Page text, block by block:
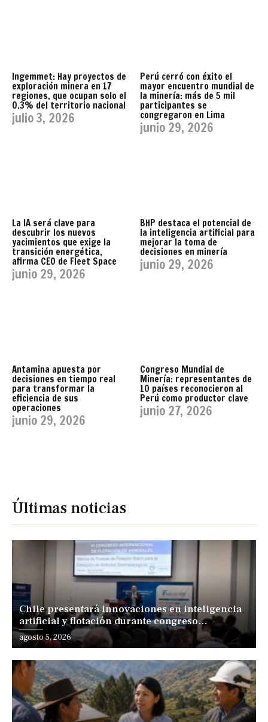
Ingemmet: Hay proyectos de
exploración minera en 17
regiones, que ocupan solo el
0.3% del territorio nacional
julio 3, 2026
Perú cerró con éxito el
mayor encuentro mundial de
la minería: más de 5 mil
participantes se
congregaron en Lima
junio 29, 2026
La IA será clave para
descubrir los nuevos
yacimientos que exige la
transición energética,
afirma CEO de Fleet Space
junio 29, 2026
BHP destaca el potencial de
la inteligencia artificial para
mejorar la toma de
decisiones en minería
junio 29, 2026
Antamina apuesta por
decisiones en tiempo real
para transformar la
eficiencia de sus
operaciones
junio 29, 2026
Congreso Mundial de
Minería: representantes de
10 países reconocieron al
Perú como productor clave
junio 27, 2026
Últimas noticias
Chile presentará innovaciones en inteligencia
artificial y flotación durante congreso
internacional en Lima
agosto 5, 2026